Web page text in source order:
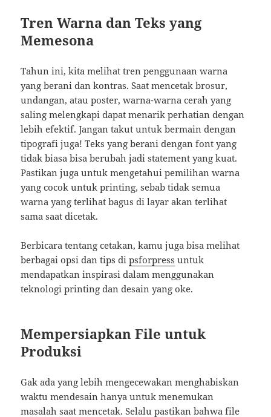
Tren Warna dan Teks yang
Memesona
Tahun ini, kita melihat tren penggunaan warna
yang berani dan kontras. Saat mencetak brosur,
undangan, atau poster, warna-warna cerah yang
saling melengkapi dapat menarik perhatian dengan
lebih efektif. Jangan takut untuk bermain dengan
tipografi juga! Teks yang berani dengan font yang
tidak biasa bisa berubah jadi statement yang kuat.
Pastikan juga untuk mengetahui pemilihan warna
yang cocok untuk printing, sebab tidak semua
warna yang terlihat bagus di layar akan terlihat
sama saat dicetak.
Berbicara tentang cetakan, kamu juga bisa melihat
berbagai opsi dan tips dipsforpress untuk
mendapatkan inspirasi dalam menggunakan
teknologi printing dan desain yang oke.
Mempersiapkan File untuk
Produksi
Gak ada yang lebih mengecewakan menghabiskan
waktu mendesain hanya untuk menemukan
masalah saat mencetak. Selalu pastikan bahwa file